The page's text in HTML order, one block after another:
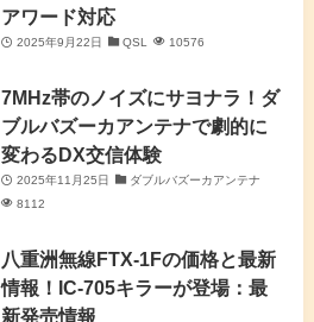
アワード対応
2025年9月22日 QSL 10576
7MHz帯のノイズにサヨナラ！ダ
ブルバズーカアンテナで劇的に
変わるDX交信体験
2025年11月25日
ダブルバズーカアンテナ
8112
八重洲無線FTX-1Fの価格と最新
情報！IC-705キラーが登場：最
新発売情報